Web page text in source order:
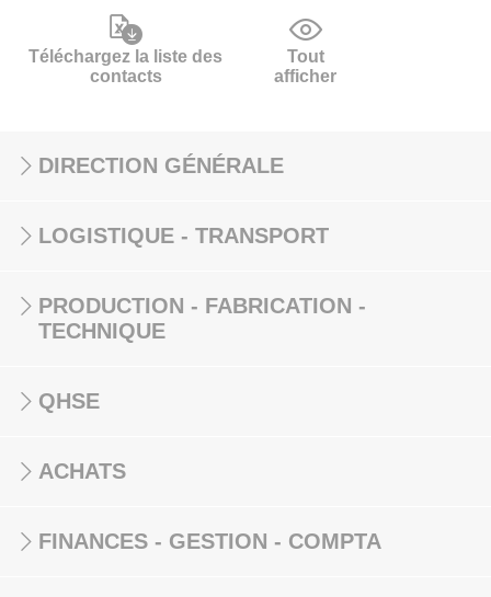
Téléchargez la liste des
contacts
Tout
afficher
DIRECTION GÉNÉRALE
LOGISTIQUE - TRANSPORT
PRODUCTION - FABRICATION -
TECHNIQUE
QHSE
ACHATS
FINANCES - GESTION - COMPTA